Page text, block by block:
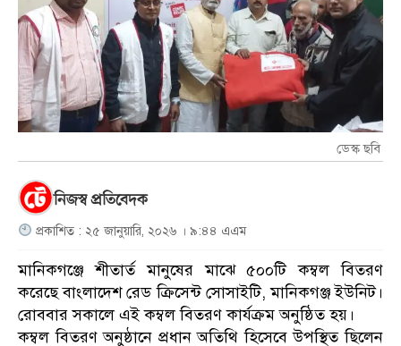
ডেস্ক ছবি
নিজস্ব প্রতিবেদক
প্রকাশিত : ২৫ জানুয়ারি, ২০২৬ । ৯:৪৪ এএম
মানিকগঞ্জে শীতার্ত মানুষের মাঝে ৫০০টি কম্বল বিতরণ
করেছে বাংলাদেশ রেড ক্রিসেন্ট সোসাইটি, মানিকগঞ্জ ইউনিট।
রোববার সকালে এই কম্বল বিতরণ কার্যক্রম অনুষ্ঠিত হয়।
কম্বল বিতরণ অনুষ্ঠানে প্রধান অতিথি হিসেবে উপস্থিত ছিলেন